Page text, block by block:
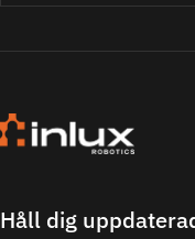
Inlux Robotics
Håll dig